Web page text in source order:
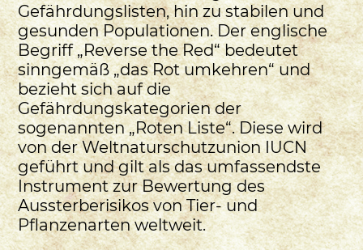
Gefährdungslisten, hin zu stabilen und
gesunden Populationen. Der englische
Begriff „Reverse the Red“ bedeutet
sinngemäß „das Rot umkehren“ und
bezieht sich auf die
Gefährdungskategorien der
sogenannten „Roten Liste“. Diese wird
von der Weltnaturschutzunion IUCN
geführt und gilt als das umfassendste
Instrument zur Bewertung des
Aussterberisikos von Tier- und
Pflanzenarten weltweit.